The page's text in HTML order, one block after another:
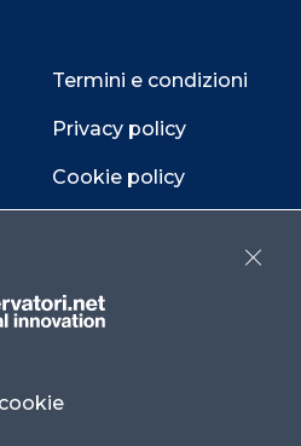
Termini e condizioni
Privacy policy
Cookie policy
accessibilità